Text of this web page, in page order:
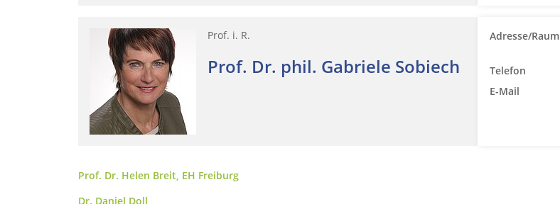
Prof. i. R.
Prof. Dr. phil. Gabriele Sobiech
Adresse/Raum
Telefon
E-Mail
Prof. Dr. Helen Breit, EH Freiburg
Dr. Daniel Doll